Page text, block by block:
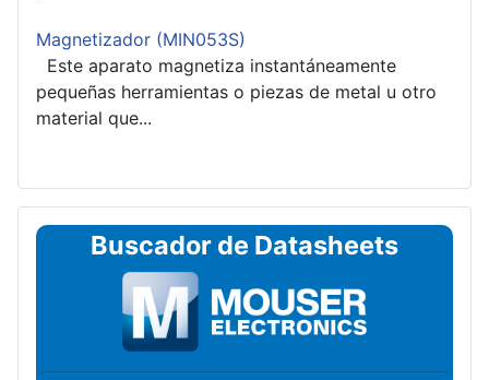
Magnetizador (MIN053S)
Este aparato magnetiza instantáneamente
pequeñas herramientas o piezas de metal u otro
material que...
Buscador de Datasheets